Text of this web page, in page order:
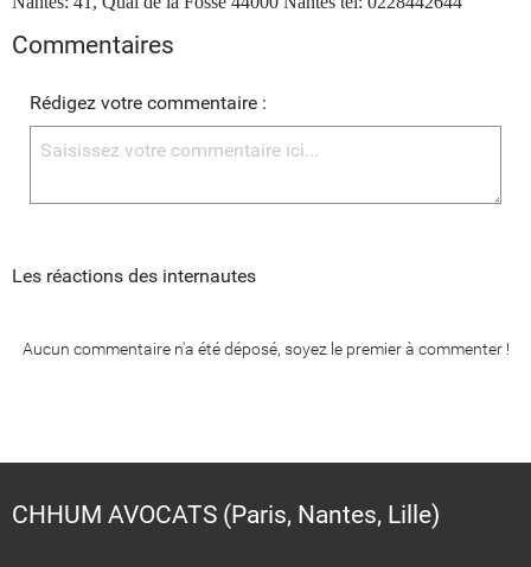
Commentaires
Rédigez votre commentaire :
Les réactions des internautes
Aucun commentaire n'a été déposé, soyez le premier à commenter !
CHHUM AVOCATS (Paris, Nantes, Lille)